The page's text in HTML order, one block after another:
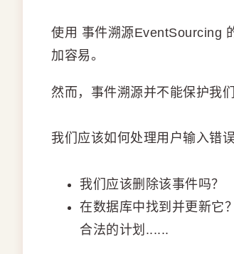
使用 事件溯源EventSourcing
加容易。
然而，事件溯源并不能保护我
我们应该如何处理用户输入错
我们应该删除该事件吗？
在数据库中找到并更新它
合法的计划......